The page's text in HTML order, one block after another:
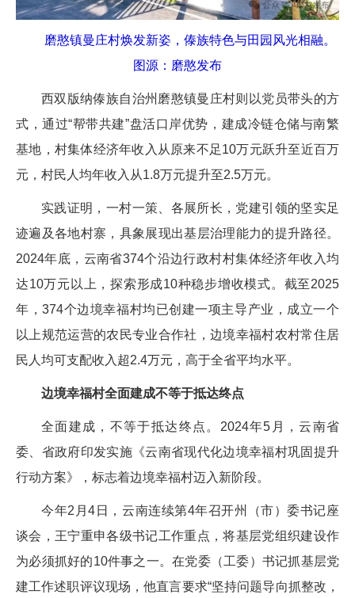
磨憨镇曼庄村焕发新姿，傣族特色与田园风光相融。
图源：磨憨发布
西双版纳傣族自治州磨憨镇曼庄村则以党员带头的方
式，通过“帮带共建”盘活口岸优势，建成冷链仓储与南繁
基地，村集体经济年收入从原来不足10万元跃升至近百万
元，村民人均年收入从1.8万元提升至2.5万元。
实践证明，一村一策、各展所长，党建引领的坚实足
迹遍及各地村寨，具象展现出基层治理能力的提升路径。
2024年底，云南省374个沿边行政村村集体经济年收入均
达10万元以上，探索形成10种稳步增收模式。截至2025
年，374个边境幸福村均已创建一项主导产业，成立一个
以上规范运营的农民专业合作社，边境幸福村农村常住居
民人均可支配收入超2.4万元，高于全省平均水平。
边境幸福村全面建成不等于抵达终点
全面建成，不等于抵达终点。2024年5月，云南省
委、省政府印发实施《云南省现代化边境幸福村巩固提升
行动方案》，标志着边境幸福村迈入新阶段。
今年2月4日，云南连续第4年召开州（市）委书记座
谈会，王宁重申各级书记工作重点，将基层党组织建设作
为必须抓好的10件事之一。在党委（工委）书记抓基层党
建工作述职评议现场，他直言要求“坚持问题导向抓整改，